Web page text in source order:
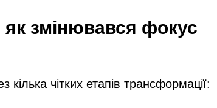
як змінювався фокус
чітких етапів трансформації: